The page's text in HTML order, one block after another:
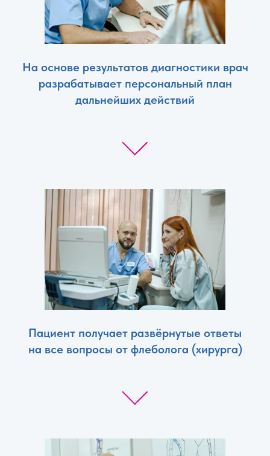
На основе результатов диагностики врач
разрабатывает персональный план
дальнейших действий
Пациент получает развёрнутые ответы
на все вопросы от флеболога (хирурга)